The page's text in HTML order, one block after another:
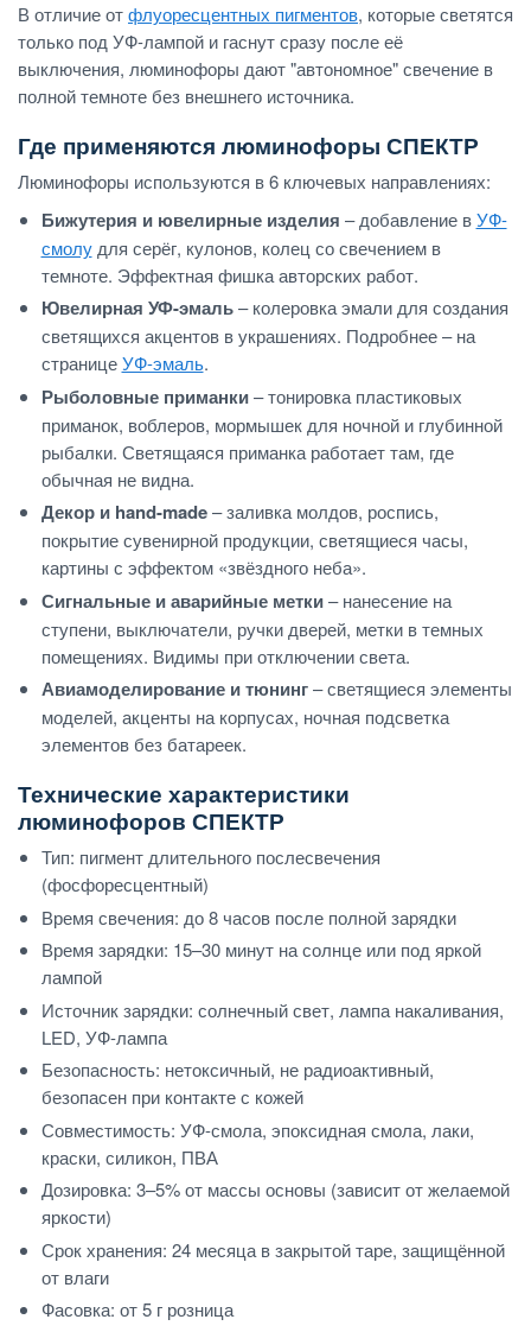
В отличие отфлуоресцентных пигментов, которые светятся
только под УФ-лампой и гаснут сразу после её
выключения, люминофоры дают "автономное" свечение в
полной темноте без внешнего источника.
Где применяются люминофоры СПЕКТР
Люминофоры используются в 6 ключевых направлениях:
Бижутерия и ювелирные изделия – добавление вУФ-
смолудля серёг, кулонов, колец со свечением в
темноте. Эффектная фишка авторских работ.
Ювелирная УФ-эмаль– колеровка эмали для создания
светящихся акцентов в украшениях. Подробнее – на
страницеУФ-эмаль.
Рыболовные приманки– тонировка пластиковых
приманок, воблеров, мормышек для ночной и глубинной
рыбалки. Светящаяся приманка работает там, где
обычная не видна.
Декор и hand-made– заливка молдов, роспись,
покрытие сувенирной продукции, светящиеся часы,
картины с эффектом «звёздного неба».
Сигнальные и аварийные метки– нанесение на
ступени, выключатели, ручки дверей, метки в темных
помещениях. Видимы при отключении света.
Авиамоделирование и тюнинг– светящиеся элементы
моделей, акценты на корпусах, ночная подсветка
элементов без батареек.
Технические характеристики
люминофоров СПЕКТР
Тип: пигмент длительного послесвечения
(фосфоресцентный)
Время свечения: до 8 часов после полной зарядки
Время зарядки: 15–30 минут на солнце или под яркой
лампой
Источник зарядки: солнечный свет, лампа накаливания,
LED, УФ-лампа
Безопасность: нетоксичный, не радиоактивный,
безопасен при контакте с кожей
Совместимость: УФ-смола, эпоксидная смола, лаки,
краски, силикон, ПВА
Дозировка: 3–5% от массы основы (зависит от желаемой
яркости)
Срок хранения: 24 месяца в закрытой таре, защищённой
от влаги
Фасовка: от 5 г розница